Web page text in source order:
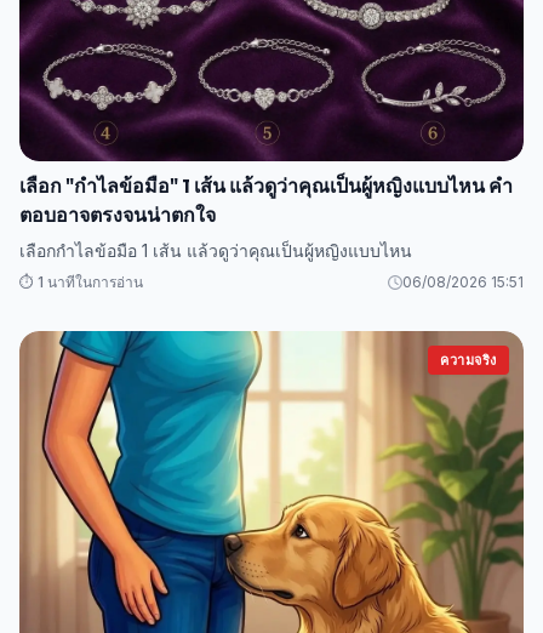
เลือก "กำไลข้อมือ" 1 เส้น แล้วดูว่าคุณเป็นผู้หญิงแบบไหน คำ
ตอบอาจตรงจนน่าตกใจ
เลือกกำไลข้อมือ 1 เส้น แล้วดูว่าคุณเป็นผู้หญิงแบบไหน
⏱️ 1 นาทีในการอ่าน 06/08/2026 15:51
ความจริง